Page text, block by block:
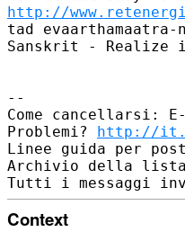
http://
tad evaarthamaatra-
Sanskrit - Realize
--
Come cancellarsi:
Problemi? http://
Linee guida per
Archivio della
Context